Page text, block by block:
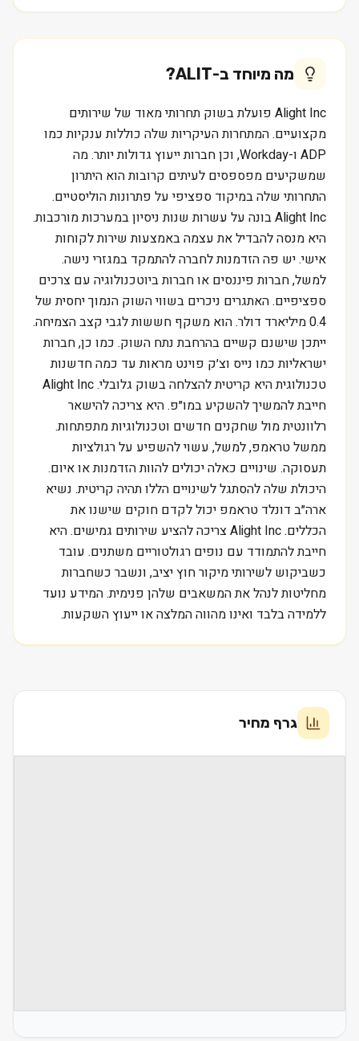
מה מיוחד ב-ALIT
?
Alight Inc פועלת בשוק תחרותי מאוד של שירותים
מקצועיים. המתחרות העיקריות שלה כוללות ענקיות כמו
ADP ו-Workday, וכן חברות ייעוץ גדולות יותר. מה
שמשקיעים מפספסים לעיתים קרובות הוא היתרון
התחרותי שלה במיקוד ספציפי על פתרונות הוליסטיים.
Alight Inc בונה על עשרות שנות ניסיון במערכות מורכבות.
היא מנסה להבדיל את עצמה באמצעות שירות לקוחות
אישי. יש פה הזדמנות לחברה להתמקד במגזרי נישה.
למשל, חברות פיננסים או חברות ביוטכנולוגיה עם צרכים
ספציפיים. האתגרים ניכרים בשווי השוק הנמוך יחסית של
0.4 מיליארד דולר. הוא משקף חששות לגבי קצב הצמיחה.
ייתכן שישנם קשיים בהרחבת נתח השוק. כמו כן, חברות
ישראליות כמו נייס וצ׳ק פוינט מראות עד כמה חדשנות
טכנולוגית היא קריטית להצלחה בשוק גלובלי. Alight Inc
חייבת להמשיך להשקיע במו״פ. היא צריכה להישאר
רלוונטית מול שחקנים חדשים וטכנולוגיות מתפתחות.
ממשל טראמפ, למשל, עשוי להשפיע על רגולציות
תעסוקה. שינויים כאלה יכולים להוות הזדמנות או איום.
היכולת שלה להסתגל לשינויים הללו תהיה קריטית. נשיא
ארה״ב דונלד טראמפ יכול לקדם חוקים שישנו את
הכללים. Alight Inc צריכה להציע שירותים גמישים. היא
חייבת להתמודד עם נופים רגולטוריים משתנים. עובד
כשביקוש לשירותי מיקור חוץ יציב, ונשבר כשחברות
מחליטות לנהל את המשאבים שלהן פנימית. המידע נועד
ללמידה בלבד ואינו מהווה המלצה או ייעוץ השקעות.
גרף מחיר